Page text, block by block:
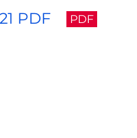
PDF PDF